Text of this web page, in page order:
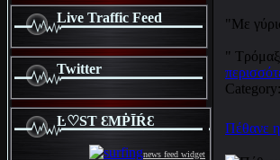
Live Traffic Feed
Twitter
Ŀ♡SƬ ƐMṖĪŔƐ
news feed widget
"Με
"
Category:
Πέθανε